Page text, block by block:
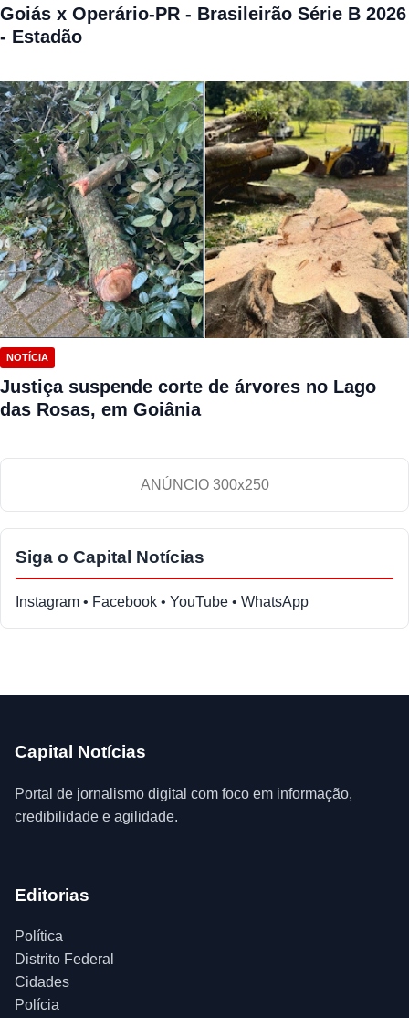
Goiás x Operário-PR - Brasileirão Série B 2026
- Estadão
NOTÍCIA
Justiça suspende corte de árvores no Lago
das Rosas, em Goiânia
ANÚNCIO 300x250
Siga o Capital Notícias
Instagram • Facebook • YouTube • WhatsApp
Capital Notícias
Portal de jornalismo digital com foco em informação,
credibilidade e agilidade.
Editorias
Política
Distrito Federal
Cidades
Polícia